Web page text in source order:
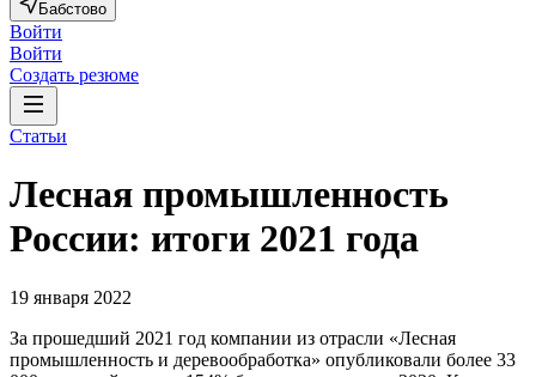
Бабстово
Войти
Войти
Создать резюме
Статьи
Лесная промышленность
России: итоги 2021 года
19 января 2022
За прошедший 2021 год компании из отрасли «Лесная
промышленность и деревообработка» опубликовали более 33